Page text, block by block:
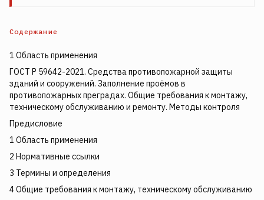
Содержание
1 Область применения
ГОСТ Р 59642-2021. Средства противопожарной защиты
зданий и сооружений. Заполнение проёмов в
противопожарных преградах. Общие требования к монтажу,
техническому обслуживанию и ремонту. Методы контроля
Предисловие
1 Область применения
2 Нормативные ссылки
3 Термины и определения
4 Общие требования к монтажу, техническому обслуживанию